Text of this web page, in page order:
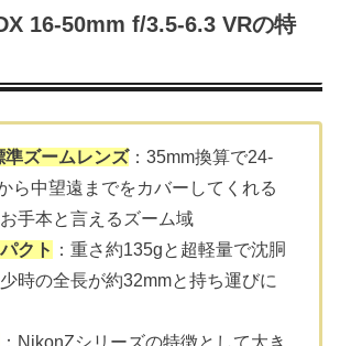
16-50mm f/3.5-6.3 VRの特
準ズームレンズ：35mm換算で24-
ら中望遠までをカバーしてくれる
手本と言えるズーム域
クト ：重さ約135gと超軽量で沈胴
時の全長が約32mmと持ち運びに
：NikonZシリーズの特徴として大き